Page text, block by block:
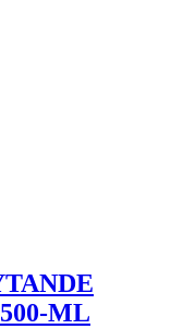
ML